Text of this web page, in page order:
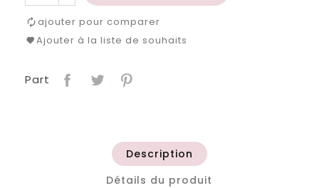
ajouter pour comparer
Ajouter à la liste de souhaits
Part
Description
Détails du produit